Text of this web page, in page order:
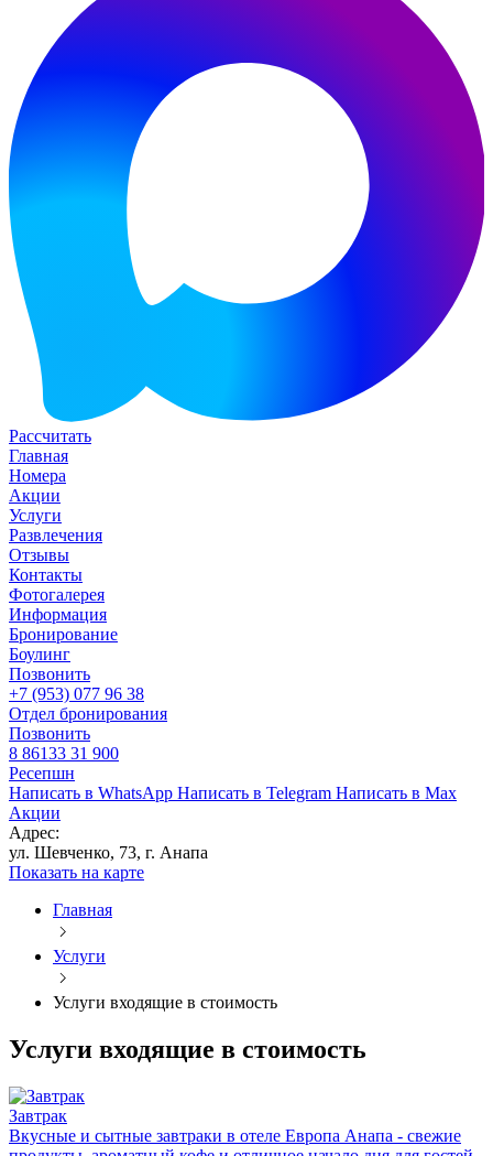
Рассчитать
Главная
Номера
Акции
Услуги
Развлечения
Отзывы
Контакты
Фотогалерея
Информация
Бронирование
Боулинг
Позвонить
+7 (953) 077 96 38
Отдел бронирования
Позвонить
8 86133 31 900
Ресепшн
Написать в WhatsApp Написать в Telegram Написать в Max
Акции
Адрес:
ул. Шевченко, 73, г. Анапа
Показать на карте
Главная
Услуги
Услуги входящие в стоимость
Услуги входящие в стоимость
Завтрак
Вкусные и сытные завтраки в отеле Европа Анапа - свежие